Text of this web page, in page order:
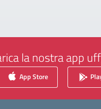
la nostra app
App Store